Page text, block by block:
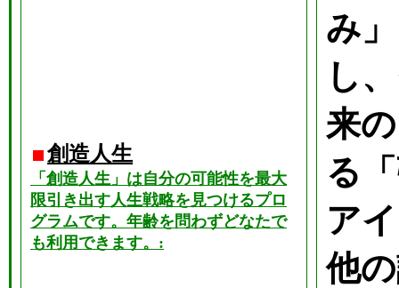
創造人生
「創造人生」は自分の可能性を最大
限引き出す人生戦略を見つけるプロ
グラムです。年齢を問わずどなたで
も利用できます。:
み
し
来
る
ア
他